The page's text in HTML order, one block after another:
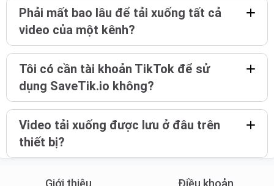
Phải mất bao lâu để tải xuống tất cả
video của một kênh?
Tôi có cần tài khoản TikTok để sử
dụng SaveTik.io không?
Video tải xuống được lưu ở đâu trên
thiết bị?